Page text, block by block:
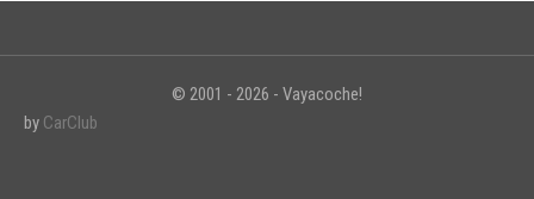
© 2001 - 2026 - Vayacoche!
by CarClub